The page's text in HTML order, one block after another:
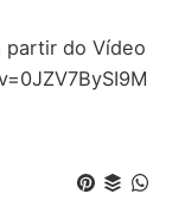
partir do Vídeo